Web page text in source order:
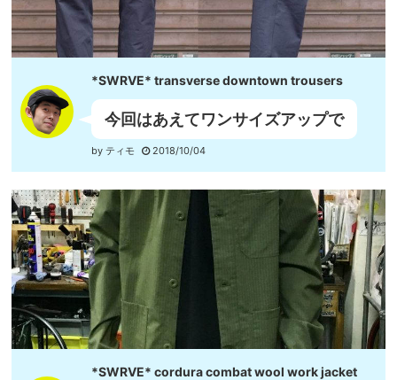
*SWRVE* transverse downtown trousers
今回はあえてワンサイズアップで
by ティモ 2018/10/04
*SWRVE* cordura combat wool work jacket